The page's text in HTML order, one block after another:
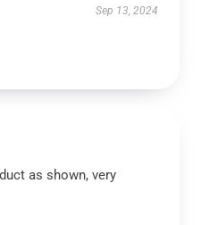
Sep 13, 2024
as shown, very